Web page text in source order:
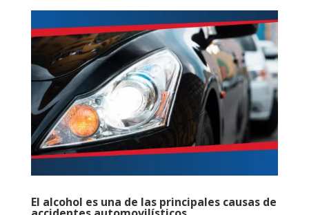
El alcohol es una de las principales causas de